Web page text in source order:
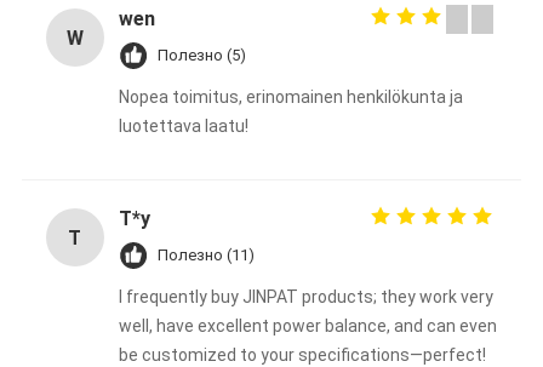
W
wen
Полезно (5)
Nopea toimitus, erinomainen henkilökunta ja
luotettava laatu!
T
T*y
Полезно (11)
I frequently buy JINPAT products; they work very
well, have excellent power balance, and can even
be customized to your specifications—perfect!